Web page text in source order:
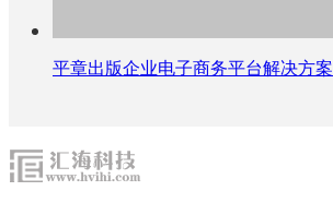
平章出版企业电子商务平台解决方案